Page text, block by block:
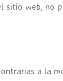
sitio web, no
a la